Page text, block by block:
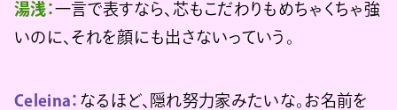
湯浅：一言で表すなら、芯もこだわりもめちゃくちゃ強
いのに、それを顔にも出さないっていう。
Celeina： なるほど、隠れ努力家みたいな。お名前を